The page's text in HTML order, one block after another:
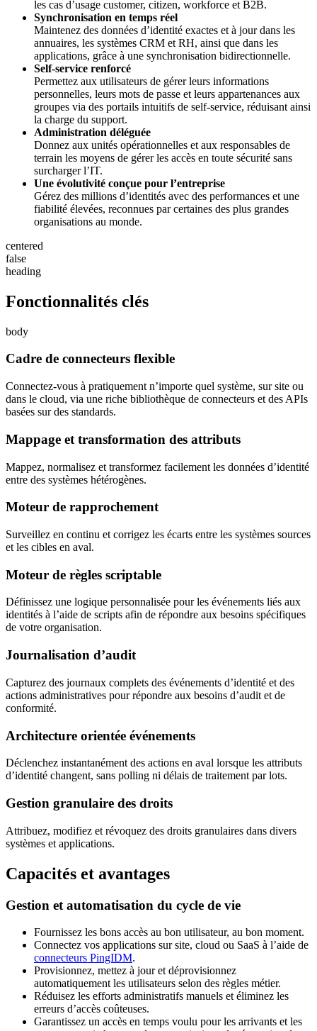
les cas d’usage customer, citizen, workforce et B2B.
Synchronisation en temps réel
Maintenez des données d’identité exactes et à jour dans les
annuaires, les systèmes CRM et RH, ainsi que dans les
applications, grâce à une synchronisation bidirectionnelle.
Self-service renforcé
Permettez aux utilisateurs de gérer leurs informations
personnelles, leurs mots de passe et leurs appartenances aux
groupes via des portails intuitifs de self-service, réduisant ainsi
la charge du support.
Administration déléguée
Donnez aux unités opérationnelles et aux responsables de
terrain les moyens de gérer les accès en toute sécurité sans
surcharger l’IT.
Une évolutivité conçue pour l’entreprise
Gérez des millions d’identités avec des performances et une
fiabilité élevées, reconnues par certaines des plus grandes
organisations au monde.
centered
false
heading
Fonctionnalités clés
body
Cadre de connecteurs flexible
Connectez-vous à pratiquement n’importe quel système, sur site ou
dans le cloud, via une riche bibliothèque de connecteurs et des APIs
basées sur des standards.
Mappage et transformation des attributs
Mappez, normalisez et transformez facilement les données d’identité
entre des systèmes hétérogènes.
Moteur de rapprochement
Surveillez en continu et corrigez les écarts entre les systèmes sources
et les cibles en aval.
Moteur de règles scriptable
Définissez une logique personnalisée pour les événements liés aux
identités à l’aide de scripts afin de répondre aux besoins spécifiques
de votre organisation.
Journalisation d’audit
Capturez des journaux complets des événements d’identité et des
actions administratives pour répondre aux besoins d’audit et de
conformité.
Architecture orientée événements
Déclenchez instantanément des actions en aval lorsque les attributs
d’identité changent, sans polling ni délais de traitement par lots.
Gestion granulaire des droits
Attribuez, modifiez et révoquez des droits granulaires dans divers
systèmes et applications.
Capacités et avantages
Gestion et automatisation du cycle de vie
Fournissez les bons accès au bon utilisateur, au bon moment.
Connectez vos applications sur site, cloud ou SaaS à l’aide de
connecteurs PingIDM.
Provisionnez, mettez à jour et déprovisionnez
automatiquement les utilisateurs selon des règles métier.
Réduisez les efforts administratifs manuels et éliminez les
erreurs d’accès coûteuses.
Garantissez un accès en temps voulu pour les arrivants et les